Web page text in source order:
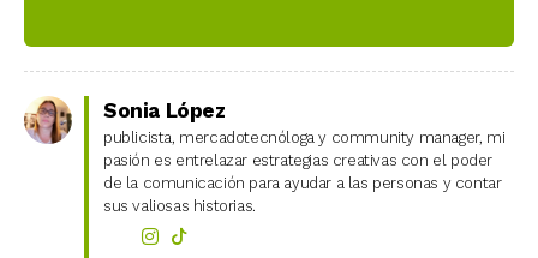
Sonia López
publicista, mercadotecnóloga y community manager, mi
pasión es entrelazar estrategias creativas con el poder
de la comunicación para ayudar a las personas y contar
sus valiosas historias.